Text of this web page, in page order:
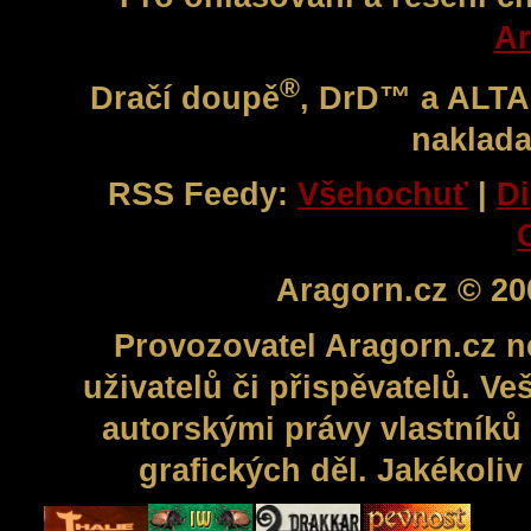
Dračí doupě®, DrD™ a
RSS Feedy: Všehochuť |
Aragorn.cz ©
Provozovatel Aragorn.cz
uživatelů či přispěvatelů.
autorskými právy
grafických děl.